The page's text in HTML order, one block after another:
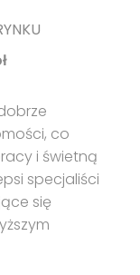
co
i świetną
specjaliści
się